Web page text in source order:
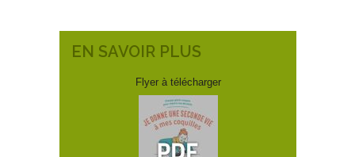
EN SAVOIR PLUS
Flyer à télécharger